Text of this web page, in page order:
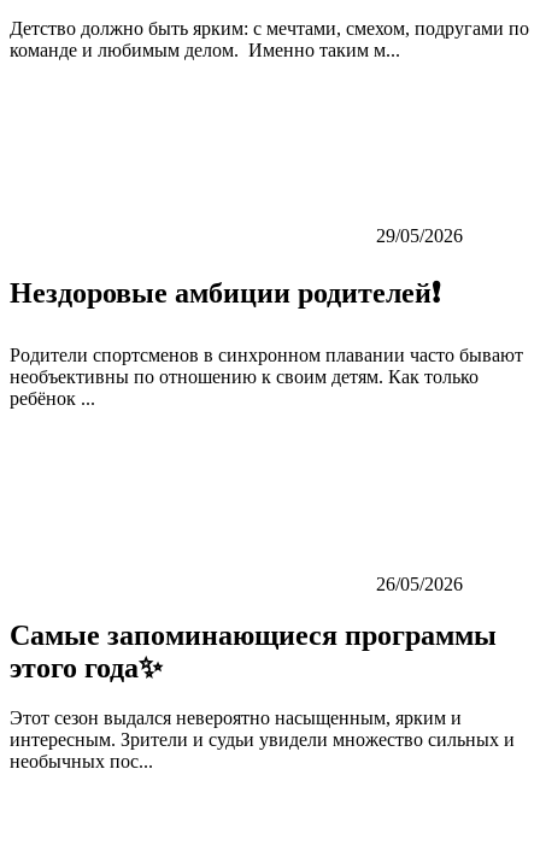
Детство должно быть ярким: с мечтами, смехом, подругами по
команде и любимым делом. Именно таким м...
29/05/2026
Нездоровые амбиции родителей❗️
Родители спортсменов в синхронном плавании часто бывают
необъективны по отношению к своим детям. Как только
ребёнок ...
26/05/2026
Самые запоминающиеся программы
этого года✨
Этот сезон выдался невероятно насыщенным, ярким и
интересным. Зрители и судьи увидели множество сильных и
необычных пос...